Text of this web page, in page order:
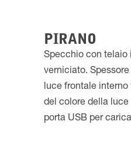
PIRANO
Specchio con telaio
verniciato.
luce frontale interno
del colore della luce
porta USB per